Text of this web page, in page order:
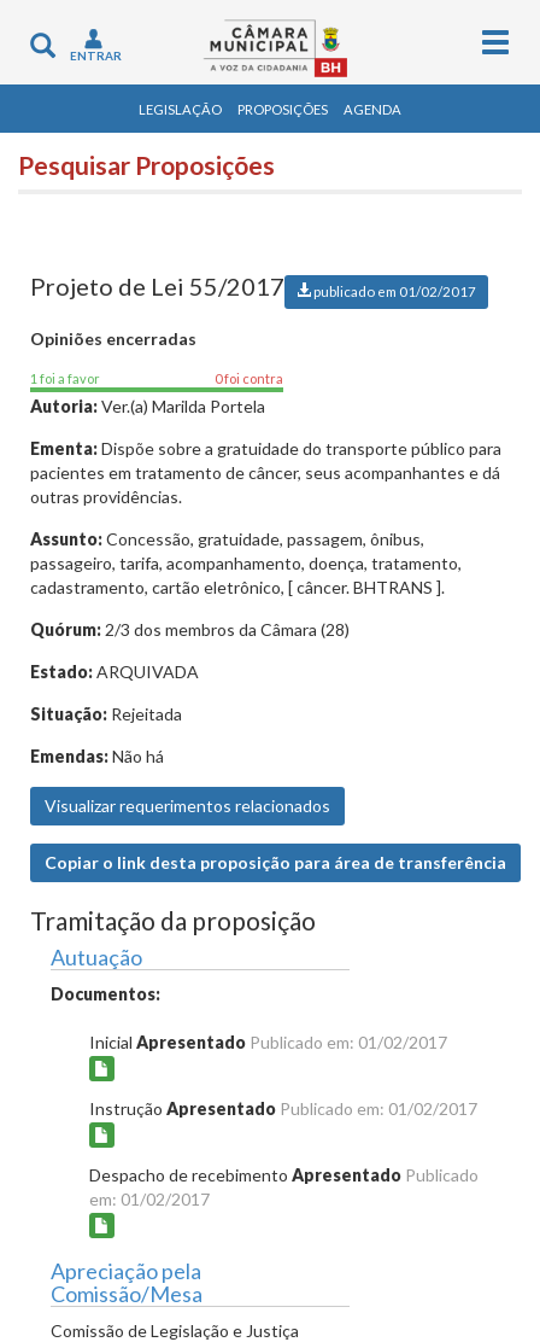
Toggle
navigation
ENTRAR
LEGISLAÇÃO PROPOSIÇÕES AGENDA
Pesquisar Proposições
Projeto de Lei 55/2017 publicado em 01/02/2017
Opiniões encerradas
1 foi a favor 0 foi contra
Autoria:Ver.(a) Marilda Portela
Ementa:Dispõe sobre a gratuidade do transporte público para
pacientes em tratamento de câncer, seus acompanhantes e dá
outras providências.
Assunto:Concessão, gratuidade, passagem, ônibus,
passageiro, tarifa, acompanhamento, doença, tratamento,
cadastramento, cartão eletrônico, [ câncer. BHTRANS ].
Quórum: 2/3 dos membros da Câmara (28)
Estado:ARQUIVADA
Situação: Rejeitada
Emendas:Não há
Visualizar requerimentos relacionados
Copiar o link desta proposição para área de transferência
Tramitação da proposição
Autuação
Documentos:
Inicial Apresentado Publicado em: 01/02/2017
Instrução Apresentado Publicado em: 01/02/2017
Despacho de recebimento Apresentado Publicado
em: 01/02/2017
Apreciação pela
Comissão/Mesa
Comissão de Legislação e Justiça